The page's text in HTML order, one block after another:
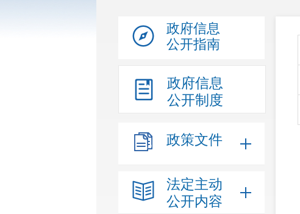
政府信息
公开指南
政府信息
公开制度
政策文件
法定主动
公开内容